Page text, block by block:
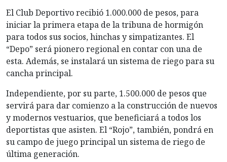
El Club Deportivo recibió 1.000.000 de pesos, para
iniciar la primera etapa de la tribuna de hormigón
para todos sus socios, hinchas y simpatizantes. El
“Depo” será pionero regional en contar con una de
esta. Además, se instalará un sistema de riego para su
cancha principal.
Independiente, por su parte, 1.500.000 de pesos que
servirá para dar comienzo a la construcción de nuevos
y modernos vestuarios, que beneficiará a todos los
deportistas que asisten. El “Rojo”, también, pondrá en
su campo de juego principal un sistema de riego de
última generación.